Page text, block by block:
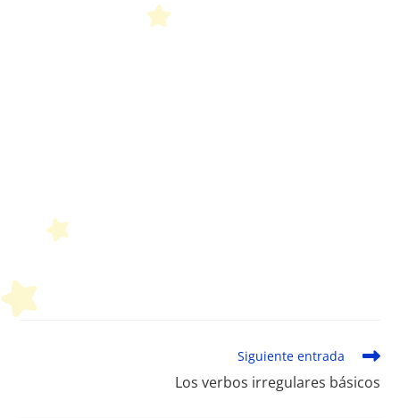
Siguiente entrada
Los verbos irregulares básicos